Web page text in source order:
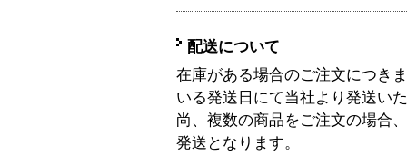
配送について
在庫がある場合のご注文につき
いる発送日にて当社より発送い
尚、複数の商品をご注文の場合
発送となります。